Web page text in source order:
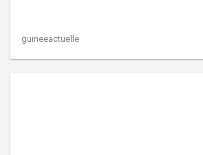
guineeactuelle